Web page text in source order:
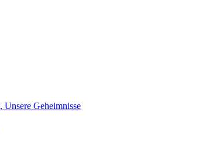
Geheimnisse